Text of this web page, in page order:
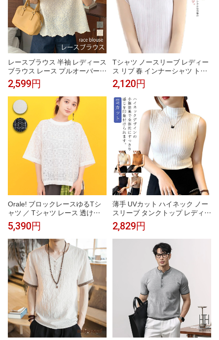
レースブラウス 半袖 レディース
ブラウス レース プルオーバー
シアー トップス シアートップス
夏 tシャツ Tシャツ おしゃれ シ
アーブラウス レイヤード 重ね着
フリル裾 フレンチスリーブ バル
ーン袖 ラウンドネック ブルー
アイボリー
2,599円
Tシャツ ノースリーブ レディー
ス リブ 春 インナーシャツ トッ
プス レースブラウス 透け感 イ
ンナー タンクトップ キャミソー
ル シアー シースルー レース×リ
ブ ハイネック 夏 シアー素材 テ
レコ
2,120円
Orale! ブロックレースゆるTシ
ャツ ／ Tシャツ レース 透け感
シアー スクエアレース クルーネ
ック 半袖 ティーシャツ トップ
ス プルオーバー レディース 春
夏 レイヤード 重ね着 ブラック
ホワイト 古着風 アメカジ カジ
ュアル エスニック チチカカ TIT
ICACA
5,390円
薄手 UVカット ハイネック ノー
スリーブ タンクトップ レディー
ス カットソー シアートップス
レース 綿 春 夏 首 無地 紫外線対
策 大きいサイズ 送料無料 ター
トルネック インナー ハイネック
2,829円